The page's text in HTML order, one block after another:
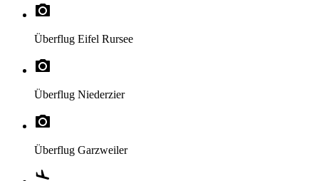
Überflug Eifel Rursee
Überflug Niederzier
Überflug Garzweiler